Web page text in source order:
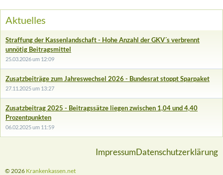
Aktuelles
Straffung der Kassenlandschaft - Hohe Anzahl der GKV´s verbrennt
unnötig Beitragsmittel
25.03.2026 um 12:09
Zusatzbeiträge zum Jahreswechsel 2026 - Bundesrat stoppt Sparpaket
27.11.2025 um 13:27
Zusatzbeitrag 2025 - Beitragssätze liegen zwischen 1,04 und 4,40
Prozentpunkten
06.02.2025 um 11:59
ImpressumDatenschutzerklärung
© 2026 Krankenkassen.net